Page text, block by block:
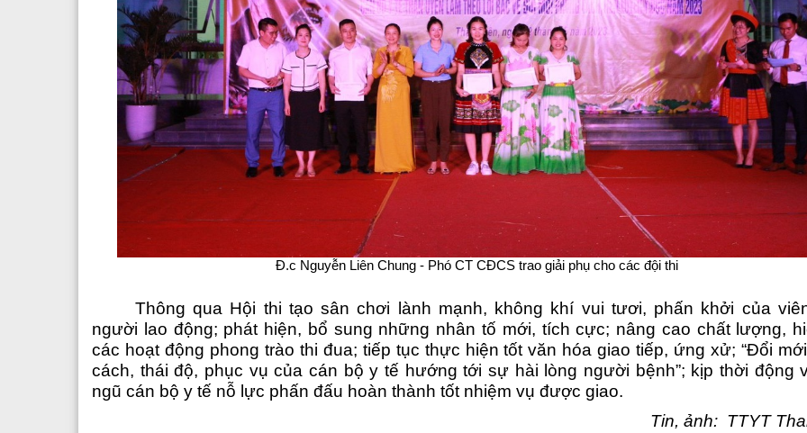
Đ.c Nguyễn Liên Chung - Phó CT CĐCS trao giải phụ cho các đội thi
Thông qua Hội thi tạo sân chơi lành mạnh, không khí vui tươi, phấn khởi của
người lao động; phát hiện, bổ sung những nhân tố mới, tích cực; nâng cao chất lượng,
các hoạt động phong trào thi đua; tiếp tục thực hiện tốt văn hóa giao tiếp, ứng xử; “Đổi
cách, thái độ, phục vụ của cán bộ y tế hướng tới sự hài lòng người bệnh”; kịp thời động
ngũ cán bộ y tế nỗ lực phấn đấu hoàn thành tốt nhiệm vụ được giao.
Tin, ảnh: TTYT